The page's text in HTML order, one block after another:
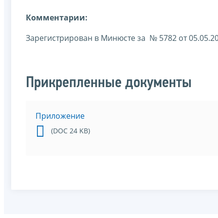
Комментарии:
Зарегистрирован в Минюсте за № 5782 от
Прикрепленные документы
Приложение
(DOC 24 KB)